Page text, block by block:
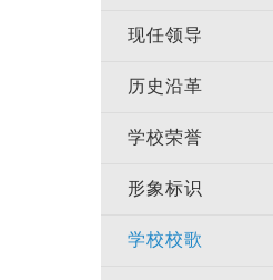
现任领导
历史沿革
学校荣誉
形象标识
学校校歌